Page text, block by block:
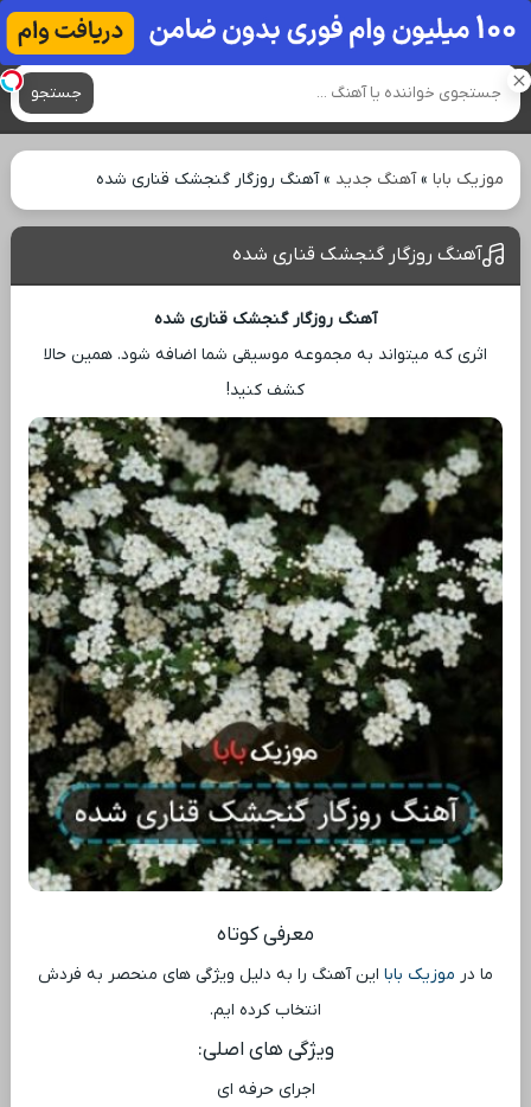
آهنگ های جدید
جستجو
موزیک بابا»آهنگ جدید »آهنگ روزگار گنجشک قناری شده
آهنگ روزگار گنجشک قناری شده
آهنگ روزگار گنجشک قناری شده
اثری که میتواند به مجموعه موسیقی شما اضافه شود. همین حالا
کشف کنید!
معرفی کوتاه
ما در موزیک بابا این آهنگ را به دلیل ویژگی ‌های منحصر به فردش
انتخاب کرده ‌ایم.
ویژگی ‌های اصلی:
اجرای حرفه ‌ای